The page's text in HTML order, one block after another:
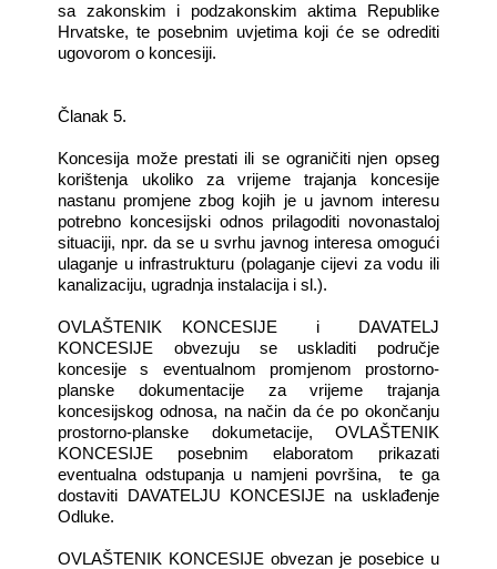
sa zakonskim i podzakonskim aktima Republike
Hrvatske, te posebnim uvjetima koji će se odrediti
ugovorom o koncesiji.
Članak 5.
Koncesija može prestati ili se ograničiti njen opseg
korištenja ukoliko za vrijeme trajanja koncesije
nastanu promjene zbog kojih je u javnom interesu
potrebno koncesijski odnos prilagoditi novonastaloj
situaciji, npr. da se u svrhu javnog interesa omogući
ulaganje u infrastrukturu (polaganje cijevi za vodu ili
kanalizaciju, ugradnja instalacija i sl.).
OVLAŠTENIK KONCESIJE i DAVATELJ
KONCESIJE obvezuju se uskladiti područje
koncesije s eventualnom promjenom prostorno-
planske dokumentacije za vrijeme trajanja
koncesijskog odnosa, na način da će po okončanju
prostorno-planske dokumetacije, OVLAŠTENIK
KONCESIJE posebnim elaboratom prikazati
eventualna odstupanja u namjeni površina, te ga
dostaviti DAVATELJU KONCESIJE na usklađenje
Odluke.
OVLAŠTENIK KONCESIJE obvezan je posebice u